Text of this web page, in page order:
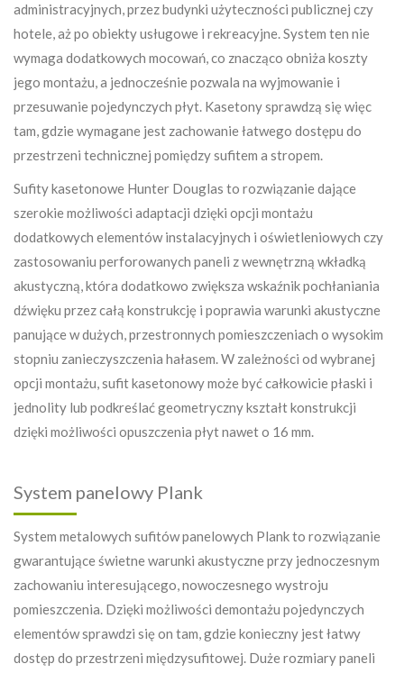
administracyjnych, przez budynki użyteczności publicznej czy
hotele, aż po obiekty usługowe i rekreacyjne. System ten nie
wymaga dodatkowych mocowań, co znacząco obniża koszty
jego montażu, a jednocześnie pozwala na wyjmowanie i
przesuwanie pojedynczych płyt. Kasetony sprawdzą się więc
tam, gdzie wymagane jest zachowanie łatwego dostępu do
przestrzeni technicznej pomiędzy sufitem a stropem.
Sufity kasetonowe Hunter Douglas to rozwiązanie dające
szerokie możliwości adaptacji dzięki opcji montażu
dodatkowych elementów instalacyjnych i oświetleniowych czy
zastosowaniu perforowanych paneli z wewnętrzną wkładką
akustyczną, która dodatkowo zwiększa wskaźnik pochłaniania
dźwięku przez całą konstrukcję i poprawia warunki akustyczne
panujące w dużych, przestronnych pomieszczeniach o wysokim
stopniu zanieczyszczenia hałasem. W zależności od wybranej
opcji montażu, sufit kasetonowy może być całkowicie płaski i
jednolity lub podkreślać geometryczny kształt konstrukcji
dzięki możliwości opuszczenia płyt nawet o 16 mm.
System panelowy Plank
System metalowych sufitów panelowych Plank to rozwiązanie
gwarantujące świetne warunki akustyczne przy jednoczesnym
zachowaniu interesującego, nowoczesnego wystroju
pomieszczenia. Dzięki możliwości demontażu pojedynczych
elementów sprawdzi się on tam, gdzie konieczny jest łatwy
dostęp do przestrzeni międzysufitowej. Duże rozmiary paneli